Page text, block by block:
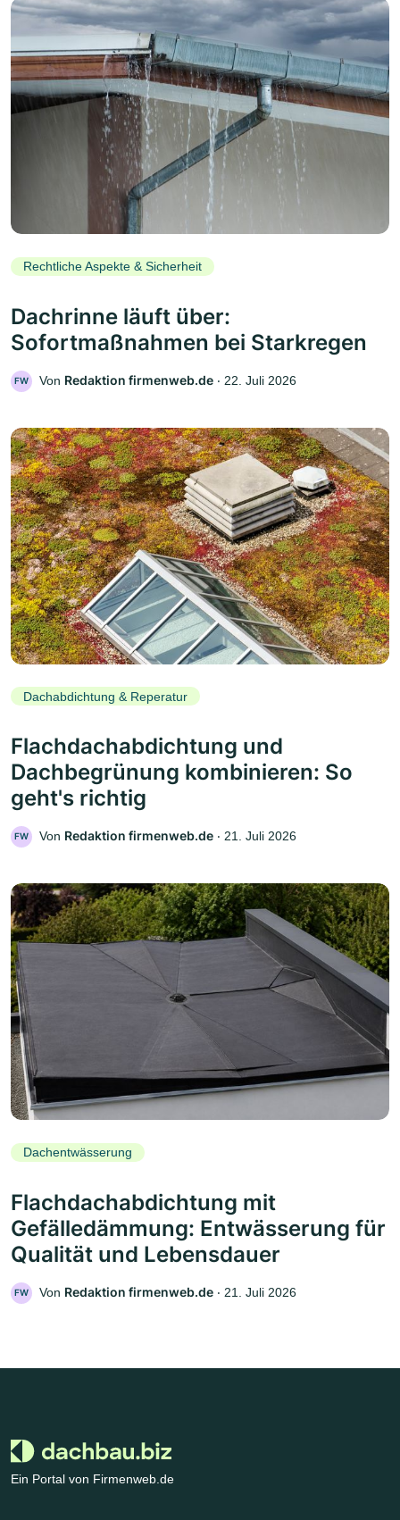
Rechtliche Aspekte & Sicherheit
Dachrinne läuft über:
Sofortmaßnahmen bei Starkregen
FW Von Redaktion firmenweb.de ‧ 22. Juli 2026
Dachabdichtung & Reperatur
Flachdachabdichtung und
Dachbegrünung kombinieren: So
geht's richtig
FW Von Redaktion firmenweb.de ‧ 21. Juli 2026
Dachentwässerung
Flachdachabdichtung mit
Gefälledämmung: Entwässerung für
Qualität und Lebensdauer
FW Von Redaktion firmenweb.de ‧ 21. Juli 2026
Ein Portal von Firmenweb.de